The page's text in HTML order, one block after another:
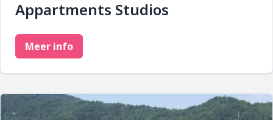
Appartments Studios
Meer info